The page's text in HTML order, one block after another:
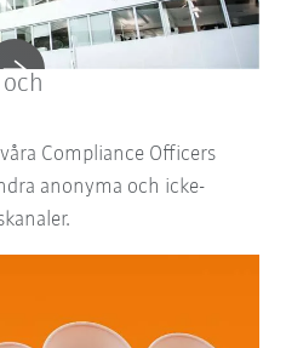
Compliance Officers
anonyma och icke-